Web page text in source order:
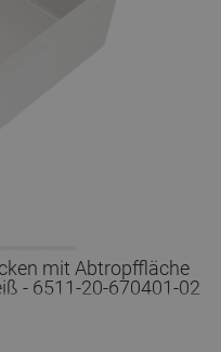
mit Abtropffläche
- 6511-20-670401-02